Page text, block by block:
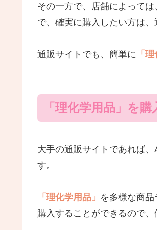
その一方で、店舗によって
で、確実に購入したい方は
通販サイトでも、簡単に 「
「理化学用品」を
大手の通販サイトであれば
す。
「理化学用品」 を多様な商
購入することができるので、